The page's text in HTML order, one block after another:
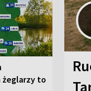
żeglarzy to